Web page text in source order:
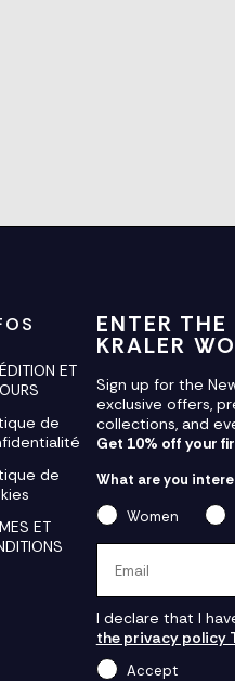
ET
de
de
ET
ENTER THE
KRALER
Sign up for the
exclusive offers,
collections, and
Get 10% off your
What are you
Women
I declare that I
the privacy policy
Accept